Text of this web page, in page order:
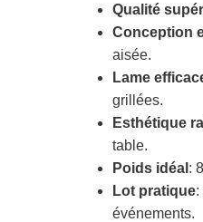
Qualité
Conception
aisée.
Lame
grillées.
Esthétique
table.
Poids idéal :
Lot pratique:
événements.